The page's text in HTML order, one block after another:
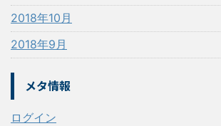
2018年10月
2018年9月
メタ情報
ログイン